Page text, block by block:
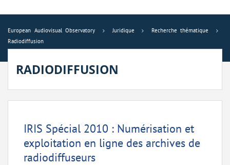
European Audiovisual Observatory Juridique
Recherche thématique
Radiodiffusion
RADIODIFFUSION
IRIS Spécial 2010 : Numérisation et
exploitation en ligne des archives de
radiodiffuseurs